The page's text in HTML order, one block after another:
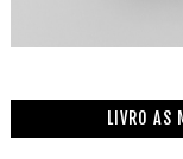
LIVRO AS